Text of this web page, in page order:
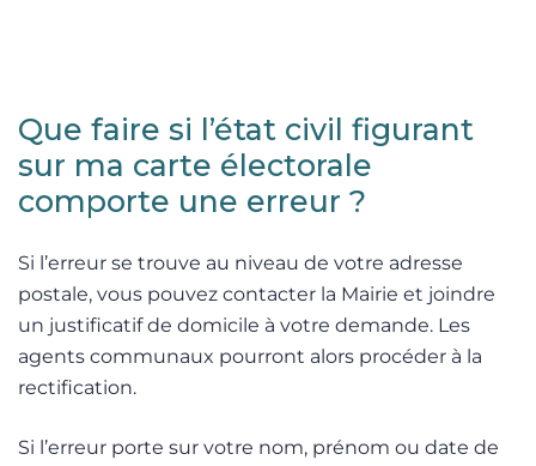
Que faire si l’état civil figurant
sur ma carte électorale
comporte une erreur ?
Si l’erreur se trouve au niveau de votre adresse
postale, vous pouvez contacter la Mairie et joindre
un justificatif de domicile à votre demande. Les
agents communaux pourront alors procéder à la
rectification.
Si l’erreur porte sur votre nom, prénom ou date de